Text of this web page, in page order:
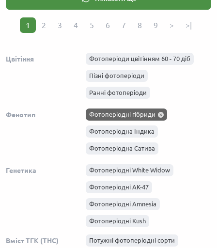
1 2 3 4 5 6 7 8 9 > >|
Цвітіння Фотоперіоди цвітінням 60 - 70 діб
Пізні фотоперіоди
Ранні фотоперіоди
Фенотип Фотоперіодні гібриди
Фотоперіодна Індика
Фотоперіодна Сатива
Генетика Фотоперіодні White Widow
Фотоперіодні АК-47
Фотоперіодні Amnesia
Фотоперіодні Kush
Фотоперіодні Haze
Вміст ТГК (THC) Потужні фотоперіодні сорти